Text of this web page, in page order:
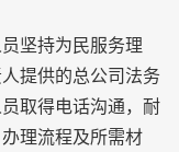
坚持为民服务理
提供的总公司法务
取得电话沟通，耐
理流程及所需材